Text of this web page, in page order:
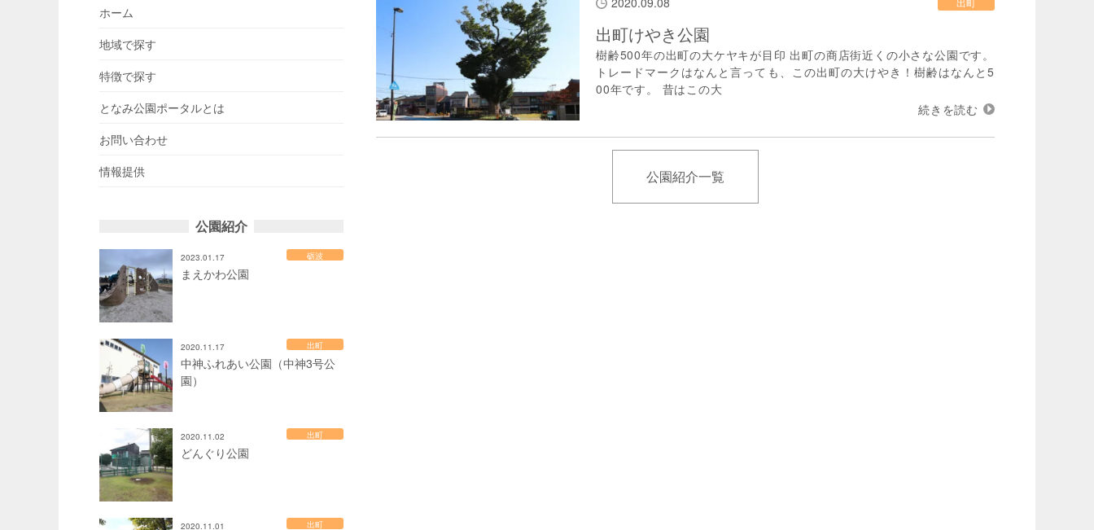
出町けやき公園
樹齢500年の出町の大ケヤキが目印 出町の商店街近くの小さな公園です。
トレードマークはなんと言っても、この出町の大けやき！樹齢はなんと5
00年です。 昔はこの大
公園紹介一覧
ホーム
地域で探す
特徴で探す
となみ公園ポータルとは
お問い合わせ
情報提供
公園紹介
2023.01.17 砺波
まえかわ公園
2020.11.17 出町
中神ふれあい公園（中神3号公
園）
2020.11.02 出町
どんぐり公園
2020.11.01 出町